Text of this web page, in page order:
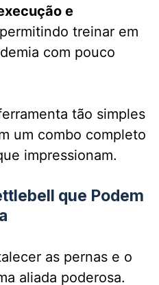
e
treinar em
com pouco
tão simples
um combo completo
impressionam.
que Podem
as pernas e o
aliada poderosa.